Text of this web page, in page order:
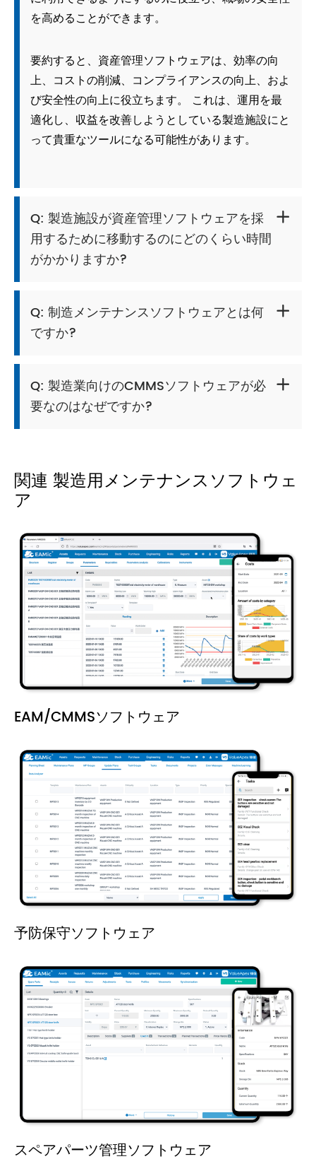
を高めることができます。
要約すると、資産管理ソフトウェアは、効率の向
上、コストの削減、コンプライアンスの向上、およ
び安全性の向上に役立ちます。 これは、運用を最
適化し、収益を改善しようとしている製造施設にと
って貴重なツールになる可能性があります。
Q: 製造施設が資産管理ソフトウェアを採
用するために移動するのにどのくらい時間
がかかりますか?

Q: 制造メンテナンスソフトウェアとは何
ですか?

Q: 製造業向けのCMMSソフトウェアが必
要なのはなぜですか?

関連 製造用メンテナンスソフトウェ
ア
EAM/CMMSソフトウェア
予防保守ソフトウェア
スペアパーツ管理ソフトウェア